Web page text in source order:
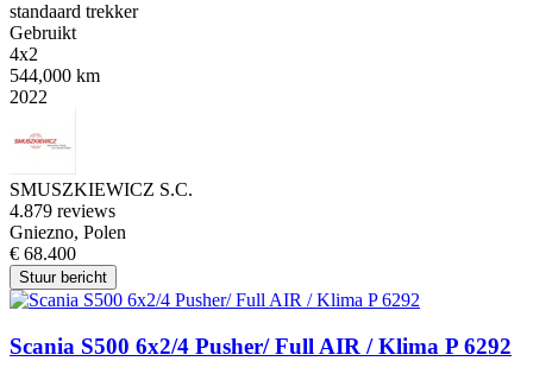
standaard trekker
Gebruikt
4x2
544,000 km
2022
SMUSZKIEWICZ S.C.
4.879 reviews
Gniezno, Polen
€ 68.400
Stuur bericht
Scania S500 6x2/4 Pusher/ Full AIR / Klima P 6292